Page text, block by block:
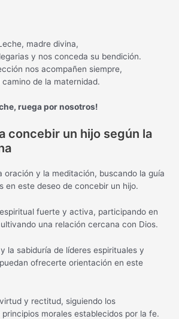
madre divina,
y nos conceda su bendición.
nos acompañen siempre,
de la maternidad.
ruega por nosotros!
concebir un hijo según la
oración y la meditación, buscando la guía
en este deseo de concebir un hijo.
fuerte y activa, participando en
una relación cercana con Dios.
la sabiduría de líderes espirituales y
ofrecerte orientación en este
y rectitud, siguiendo los
morales establecidos por la fe.